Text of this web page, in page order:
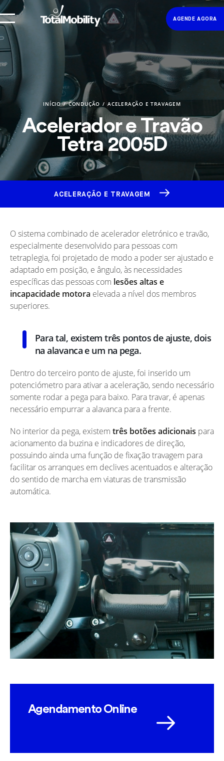
AGENDE AGORA
INÍCIO CONDUÇÃO ACELERAÇÃO E TRAVAGEM
Acelerador e Travão
Tetra 2005D
ACELERAÇÃO E TRAVAGEM
O sistema combinado de acelerador eletrónico e travão,
especialmente desenvolvido para pessoas com
tetraplegia, foi projetado de modo a poder ser ajustado e
adaptado em posição, e ângulo, às necessidades
específicas das pessoas com lesões altas e
incapacidade motora elevada a nível dos membros
superiores.
Para tal, existem três pontos de ajuste, dois
na alavanca e um na pega.
Dentro do terceiro ponto de ajuste, foi inserido um
potenciómetro para ativar a aceleração, sendo necessário
somente rodar a pega para baixo. Para travar, é apenas
necessário empurrar a alavanca para a frente.
No interior da pega, existem três botões adicionais para
acionamento da buzina e indicadores de direção,
possuindo ainda uma função de fixação travagem para
facilitar os arranques em declives acentuados e alteração
do sentido de marcha em viaturas de transmissão
automática.
Agendamento Online